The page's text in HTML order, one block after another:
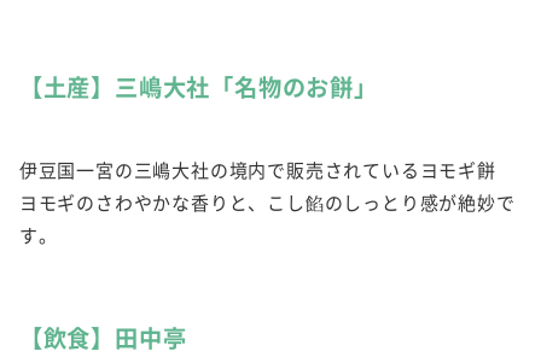
【土産】三嶋大社「名物のお餅」
伊豆国一宮の三嶋大社の境内で販売されているヨモギ餅
ヨモギのさわやかな香りと、こし餡のしっとり感が絶妙で
す。
【飲食】田中亭